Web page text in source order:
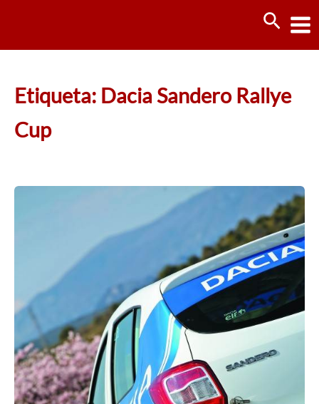
Etiqueta: Dacia Sandero Rallye
Cup